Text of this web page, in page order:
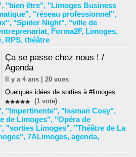
, "bien être", "Limoges Business
, "réseau professionnel",
, "Spider Night", "ville de
, Forma2F, Limoges,
, RPS, théâtre
Ça se passe chez nous ! /
Agenda
Il y a 4 ans | 20 vues
Quelques idées de sorties à #limoges
(1 vote)
, "Impertinente", "Issman Cosy",
de Limoges", "Opéra de
, "sorties Limoges", "Théâtre de La
, 7ALimoges, agenda,